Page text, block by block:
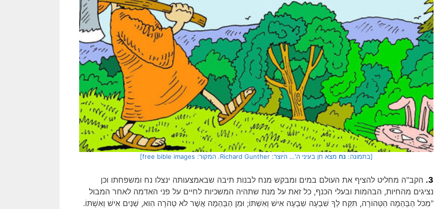
[בתמונה: נח מצא חן בעיני ה'… היוצר: Richard Gunther. המקור: free bible images]
3. הקב"ה מחליט להציף את העולם במים ומבקש מנח לבנות תיבה שבאמצעותה ינצלו נח ומשפחתו וכן
נציגים מהחיות, הבהמות ובעלי הכנף, כל זאת על מנת שתהיה המשכיות לחיים על פני האדמה לאחר המבול
"מִכֹּל הַבְּהֵמָה הַטְּהוֹרָה, תִּקַּח לְךָ שִׁבְעָה שִׁבְעָה אִישׁ וְאִשְׁתּוֹ; וּמִן הַבְּהֵמָה אֲשֶׁר לֹא טְהֹרָה הִוא, שְׁנַיִם אִישׁ וְאִשְׁתּוֹ.